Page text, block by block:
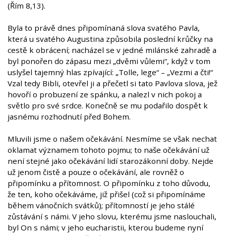
(Řím 8,13).
Byla to právě dnes připomínaná slova svatého Pavla,
která u svatého Augustina způsobila poslední krůčky na
cestě k obrácení; nacházel se v jedné milánské zahradě a
byl ponořen do zápasu mezi „dvěmi vůlemi“, když v tom
uslyšel tajemný hlas zpívající: „Tolle, lege“ – „Vezmi a čti!“
Vzal tedy Bibli, otevřel ji a přečetl si tato Pavlova slova, jež
hovoří o probuzení ze spánku, a nalezl v nich pokoj a
světlo pro své srdce. Konečně se mu podařilo dospět k
jasnému rozhodnutí před Bohem.
Mluvili jsme o našem očekávání. Nesmíme se však nechat
oklamat významem tohoto pojmu; to naše očekávání už
není stejné jako očekávání lidí starozákonní doby. Nejde
už jenom čistě a pouze o očekávání, ale rovněž o
připomínku a přítomnost. O připomínku z toho důvodu,
že ten, koho očekáváme, již přišel (což si připomínáme
během vánočních svátků); přítomností je jeho stálé
zůstávání s námi. V jeho slovu, kterému jsme naslouchali,
byl On s námi; v jeho eucharistii, kterou budeme nyní